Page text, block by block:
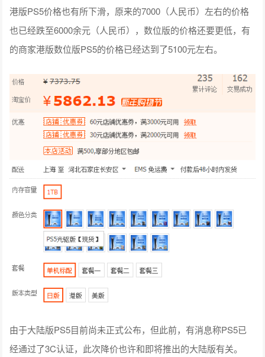
港版PS5价格也有所下滑，原来的7000（人民币）左右的价格
也已经跌至6000余元（人民币），数位版的价格还要更低，有
的商家港版数位版PS5的价格已经达到了5100元左右。
由于大陆版PS5目前尚未正式公布，但此前，有消息称PS5已
经通过了3C认证，此次降价也许和即将推出的大陆版有关。